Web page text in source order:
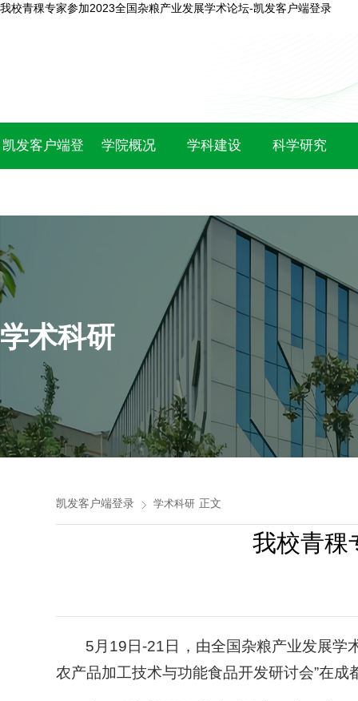
我校青稞专家参加2023全国杂粮产业发展学术论坛-凯发客户端登录
凯发客户端登 学院概况 学科建设 科学研究
学术科研
凯发客户端登录 学术科研 正文
我校青稞
5月19日-21日，由全国杂粮产业发展学
农产品加工技术与功能食品开发研讨会”在